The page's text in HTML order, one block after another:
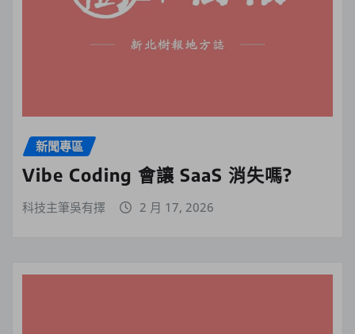
新聞專區
Vibe Coding 會讓 SaaS 消失嗎?
科技主筆吳有擇 2 月 17, 2026